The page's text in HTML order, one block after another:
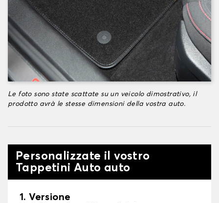
Le foto sono state scattate su un veicolo dimostrativo, il
prodotto avrà le stesse dimensioni della vostra auto.
Personalizzate il vostro
Tappetini Auto auto
1. Versione